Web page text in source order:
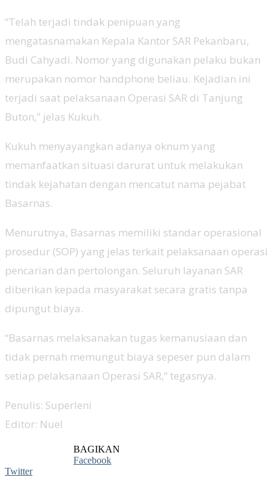
“Telah terjadi tindak penipuan yang
mengatasnamakan Kepala Kantor SAR Pekanbaru,
Budi Cahyadi. Nomor yang digunakan pelaku bukan
merupakan nomor handphone beliau. Kejadian ini
terjadi saat pelaksanaan Operasi SAR di Tanjung
Buton,” jelas Kukuh.
Kukuh menyayangkan adanya oknum yang
memanfaatkan situasi darurat untuk melakukan
tindak kejahatan dengan mencatut nama pejabat
Basarnas.
Menurutnya, Basarnas memiliki standar operasional
prosedur (SOP) yang jelas terkait pelaksanaan operasi
pencarian dan pertolongan. Seluruh layanan SAR
diberikan kepada masyarakat secara gratis tanpa
dipungut biaya.
“Basarnas melaksanakan tugas kemanusiaan dan
tidak pernah memungut biaya sepeser pun dalam
setiap pelaksanaan Operasi SAR,” tegasnya.
Penulis: Superleni
Editor: Nuel
BAGIKAN
Facebook
Twitter